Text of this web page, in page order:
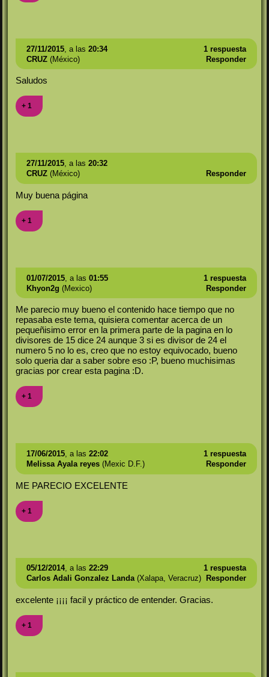
27/11/2015, a las 20:34
1 respuesta
CRUZ(México) Responder
Saludos
+ 1
27/11/2015, a las 20:32
CRUZ(México) Responder
Muy buena página
+ 1
01/07/2015, a las 01:55
1 respuesta
Khyon2g (Mexico) Responder
Me parecio muy bueno el contenido hace tiempo que no
repasaba este tema, quisiera comentar acerca de un
pequeñisimo error en la primera parte de la pagina en lo
divisores de 15 dice 24 aunque 3 si es divisor de 24 el
numero 5 no lo es, creo que no estoy equivocado, bueno
solo queria dar a saber sobre eso :P, bueno muchisimas
gracias por crear esta pagina :D.
+ 1
17/06/2015, a las 22:02
1 respuesta
Melissa Ayala reyes(Mexic D.F.) Responder
ME PARECIO EXCELENTE
+ 1
05/12/2014, a las 22:29
1 respuesta
Carlos Adali Gonzalez Landa(Xalapa, Veracruz) Responder
excelente ¡¡¡¡ facil y práctico de entender. Gracias.
+ 1